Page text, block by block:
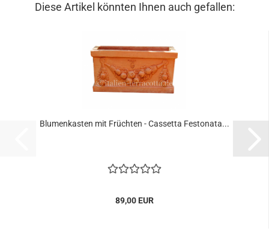
Diese Artikel könnten Ihnen auch gefallen:
Blumenkasten mit Früchten - Cassetta Festonata...
89,00 EUR